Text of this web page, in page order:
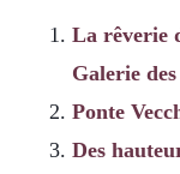
La rêverie
Galerie
Ponte
Des